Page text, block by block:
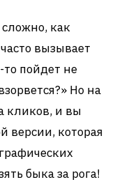
как
вызывает
то пойдет не
Но на
кликов, и вы
версии, которая
быка за рога!